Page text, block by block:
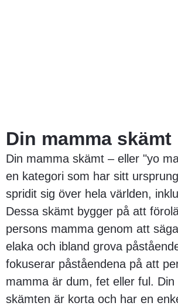
Din mamma skämt
Din mamma skämt – eller "yo
en kategori som har sitt
spridit sig över hela världen,
Dessa skämt bygger på att
persons mamma genom att
elaka och ibland grova
fokuserar påståendena på att
mamma är dum, fet eller ful. Din
skämten är korta och har en